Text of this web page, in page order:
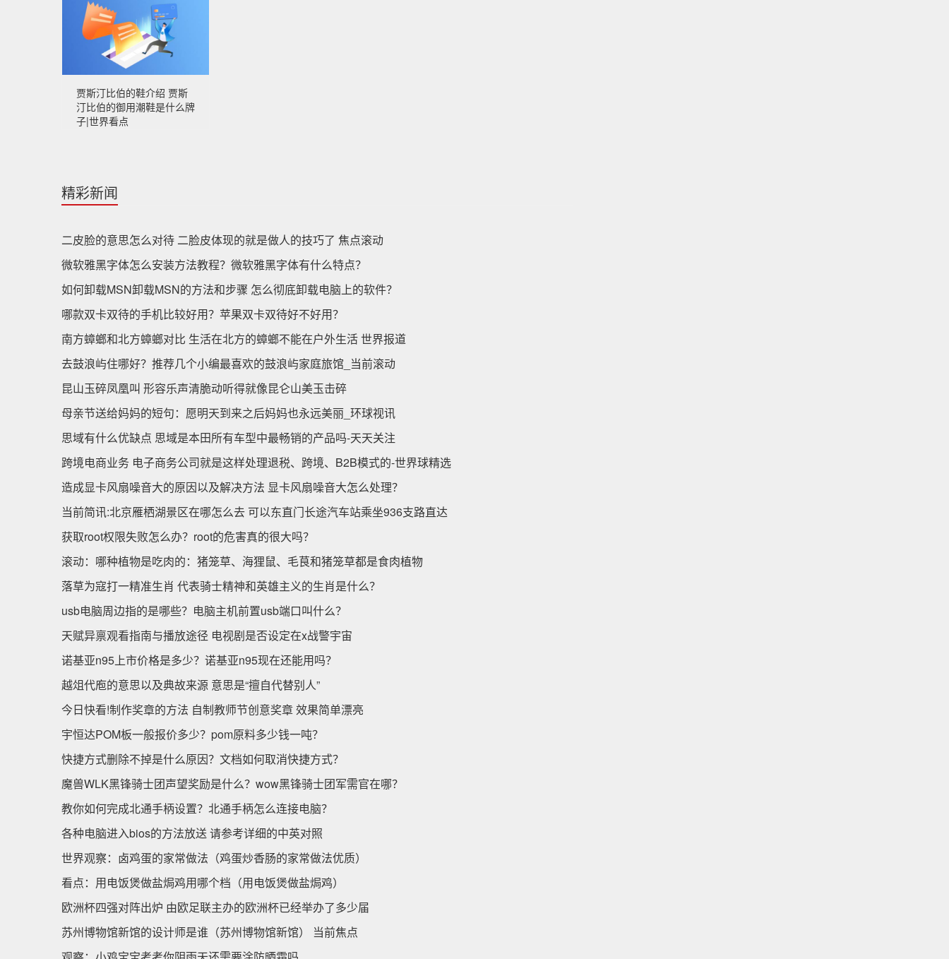
贾斯汀比伯的鞋介绍 贾斯
汀比伯的御用潮鞋是什么牌
子|世界看点
精彩新闻
二皮脸的意思怎么对待 二脸皮体现的就是做人的技巧了 焦点滚动
微软雅黑字体怎么安装方法教程？微软雅黑字体有什么特点？
如何卸载MSN卸载MSN的方法和步骤 怎么彻底卸载电脑上的软件？
哪款双卡双待的手机比较好用？苹果双卡双待好不好用？
南方蟑螂和北方蟑螂对比 生活在北方的蟑螂不能在户外生活 世界报道
去鼓浪屿住哪好？推荐几个小编最喜欢的鼓浪屿家庭旅馆_当前滚动
昆山玉碎凤凰叫 形容乐声清脆动听得就像昆仑山美玉击碎
母亲节送给妈妈的短句：愿明天到来之后妈妈也永远美丽_环球视讯
思域有什么优缺点 思域是本田所有车型中最畅销的产品吗-天天关注
跨境电商业务 电子商务公司就是这样处理退税、跨境、B2B模式的-世界球精选
造成显卡风扇噪音大的原因以及解决方法 显卡风扇噪音大怎么处理？
当前简讯:北京雁栖湖景区在哪怎么去 可以东直门长途汽车站乘坐936支路直达
获取root权限失败怎么办？root的危害真的很大吗？
滚动：哪种植物是吃肉的：猪笼草、海狸鼠、毛茛和猪笼草都是食肉植物
落草为寇打一精准生肖 代表骑士精神和英雄主义的生肖是什么？
usb电脑周边指的是哪些？电脑主机前置usb端口叫什么？
天赋异禀观看指南与播放途径 电视剧是否设定在x战警宇宙
诺基亚n95上市价格是多少？诺基亚n95现在还能用吗？
越俎代庖的意思以及典故来源 意思是“擅自代替别人”
今日快看!制作奖章的方法 自制教师节创意奖章 效果简单漂亮
宇恒达POM板一般报价多少？pom原料多少钱一吨？
快捷方式删除不掉是什么原因？文档如何取消快捷方式？
魔兽WLK黑锋骑士团声望奖励是什么？wow黑锋骑士团军需官在哪？
教你如何完成北通手柄设置？北通手柄怎么连接电脑？
各种电脑进入bios的方法放送 请参考详细的中英对照
世界观察：卤鸡蛋的家常做法（鸡蛋炒香肠的家常做法优质）
看点：用电饭煲做盐焗鸡用哪个档（用电饭煲做盐焗鸡）
欧洲杯四强对阵出炉 由欧足联主办的欧洲杯已经举办了多少届
苏州博物馆新馆的设计师是谁（苏州博物馆新馆） 当前焦点